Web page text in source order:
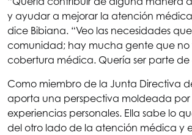
y ayudar a mejorar la atención
dice Bibiana. “Veo las necesidades
comunidad; hay mucha gente que no
cobertura médica. Quería ser parte de
Como miembro de la Junta Directiva
aporta una perspectiva moldeada por
experiencias personales. Ella sabe lo
del otro lado de la atención médica y